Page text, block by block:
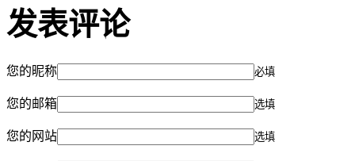
发表评论
您的昵称 必填
您的邮箱 选填
您的网站 选填